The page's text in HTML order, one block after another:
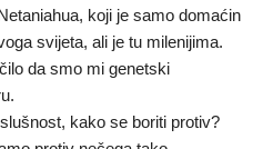
koji je samo domaćin
svijeta, ali je tu milenijima.
da smo mi genetski
kako se boriti protiv?